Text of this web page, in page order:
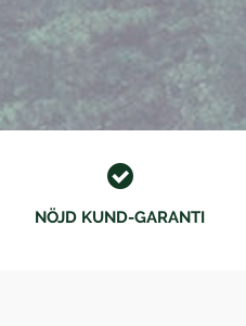
NÖJD KUND-GARANTI